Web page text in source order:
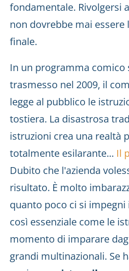
fondamentale. Rivolgersi a
non dovrebbe mai essere
finale.
In un programma comico
trasmesso nel 2009, il
legge al pubblico le
tostiera. La disastrosa
istruzioni crea una realtà
totalmente esilarante... Il
Dubito che l'azienda
risultato. È molto
quanto poco ci si impegni
così essenziale come le
momento di imparare
grandi multinazionali. Se